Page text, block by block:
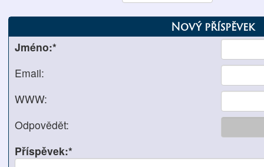
Nový příspěvek
Jméno:*
Email:
WWW:
Odpovědět:
Příspěvek:*